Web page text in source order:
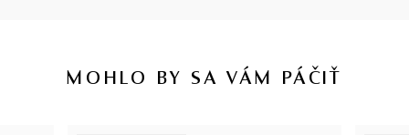
MOHLO BY SA VÁM PÁČIŤ